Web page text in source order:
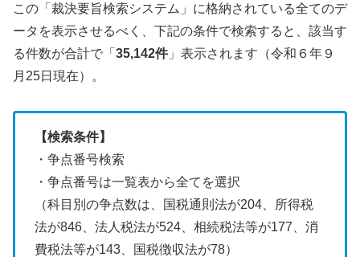
この「裁決要旨検索システム」に格納されている全てのデ
ータを表示させるべく、下記の条件で検索すると、該当す
る件数が合計で「 35,142件」表示されます（令和６年９
月25日現在）。
【検索条件】
・争点番号検索
・争点番号は一覧表から全てを選択
（科目別の争点数は、国税通則法が204、所得税
法が846、法人税法が524、相続税法等が177、消
費税法等が143、国税徴収法が78）